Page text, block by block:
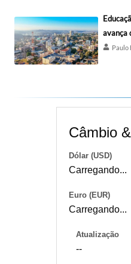
avança
Paulo
Câmbio
Dólar (USD)
Carregando...
Euro (EUR)
Carregando...
Atualização
--